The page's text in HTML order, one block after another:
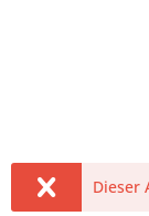
Dieser